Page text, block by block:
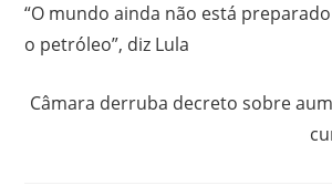
“O mundo ainda não está
o petróleo”, diz Lula
Câmara derruba decreto sobre